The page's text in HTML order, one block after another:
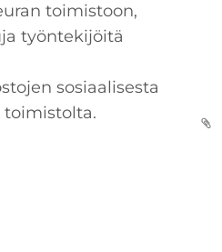
toimistoon,
työntekijöitä
sosiaalisesta
toimistolta.